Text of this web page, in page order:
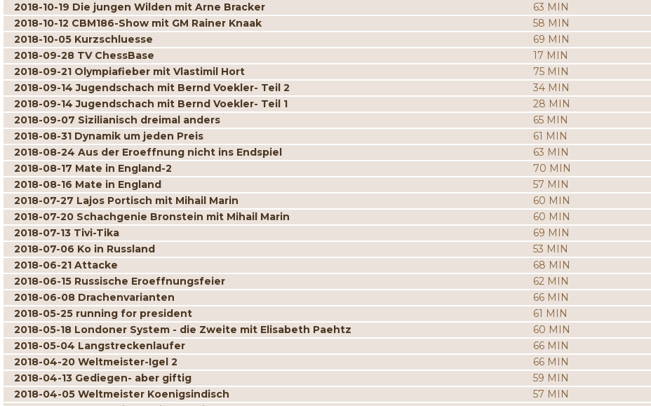
2018-10-19 Die jungen Wilden mit Arne Bracker
63 MIN
2018-10-12 CBM186-Show mit GM Rainer Knaak
58 MIN
2018-10-05 Kurzschluesse
69 MIN
2018-09-28 TV ChessBase
17 MIN
2018-09-21 Olympiafieber mit Vlastimil Hort
75 MIN
2018-09-14 Jugendschach mit Bernd Voekler- Teil 2
34 MIN
2018-09-14 Jugendschach mit Bernd Voekler- Teil 1
28 MIN
2018-09-07 Sizilianisch dreimal anders
65 MIN
2018-08-31 Dynamik um jeden Preis
61 MIN
2018-08-24 Aus der Eroeffnung nicht ins Endspiel
63 MIN
2018-08-17 Mate in England-2
70 MIN
2018-08-16 Mate in England
57 MIN
2018-07-27 Lajos Portisch mit Mihail Marin
60 MIN
2018-07-20 Schachgenie Bronstein mit Mihail Marin
60 MIN
2018-07-13 Tivi-Tika
69 MIN
2018-07-06 Ko in Russland
53 MIN
2018-06-21 Attacke
68 MIN
2018-06-15 Russische Eroeffnungsfeier
62 MIN
2018-06-08 Drachenvarianten
66 MIN
2018-05-25 running for president
61 MIN
2018-05-18 Londoner System - die Zweite mit Elisabeth Paehtz
60 MIN
2018-05-04 Langstreckenlaufer
66 MIN
2018-04-20 Weltmeister-Igel 2
66 MIN
2018-04-13 Gediegen- aber giftig
59 MIN
2018-04-05 Weltmeister Koenigsindisch
57 MIN